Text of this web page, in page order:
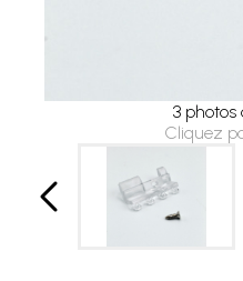
3 photos
Cliquez